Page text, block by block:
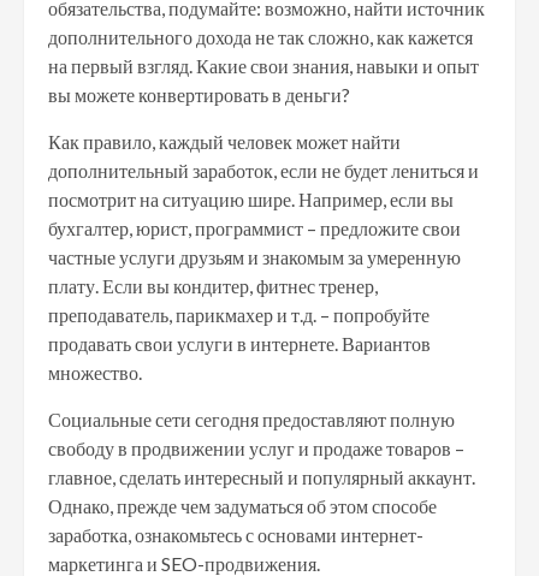
обязательства, подумайте: возможно, найти источник
дополнительного дохода не так сложно, как кажется
на первый взгляд. Какие свои знания, навыки и опыт
вы можете конвертировать в деньги?
Как правило, каждый человек может найти
дополнительный заработок, если не будет лениться и
посмотрит на ситуацию шире. Например, если вы
бухгалтер, юрист, программист – предложите свои
частные услуги друзьям и знакомым за умеренную
плату. Если вы кондитер, фитнес тренер,
преподаватель, парикмахер и т.д. – попробуйте
продавать свои услуги в интернете. Вариантов
множество.
Социальные сети сегодня предоставляют полную
свободу в продвижении услуг и продаже товаров –
главное, сделать интересный и популярный аккаунт.
Однако, прежде чем задуматься об этом способе
заработка, ознакомьтесь с основами интернет-
маркетинга и SEO-продвижения.